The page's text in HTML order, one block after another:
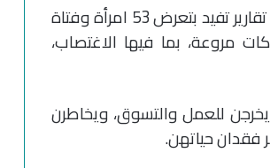
وفي سياق متصل، قالت الأمم المتحدة أول من أمس: إنّها تلقت تقارير تفيد بتعرض 53 امرأة وفتاة
مروعة، بما فيها الاغتصاب،
للعمل والتسوق، ويخاطرن
فقدان حياتهن.